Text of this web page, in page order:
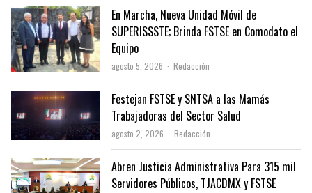
En Marcha, Nueva Unidad Móvil de
SUPERISSSTE; Brinda FSTSE en Comodato el
Equipo
agosto 5, 2026 Author
Redacción
Festejan FSTSE y SNTSA a las Mamás
Trabajadoras del Sector Salud
agosto 2, 2026 Author
Redacción
Abren Justicia Administrativa Para 315 mil
Servidores Públicos, TJACDMX y FSTSE